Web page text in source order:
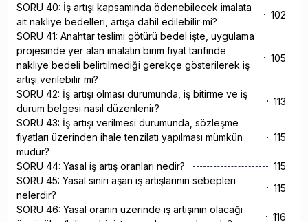
SORU 40: İş artışı kapsamında ödenebilecek imalata
ait nakliye bedelleri, artışa dahil edilebilir mi?
102
SORU 41: Anahtar teslimi götürü bedel işte, uygulama
projesinde yer alan imalatın birim fiyat tarifinde
nakliye bedeli belirtilmediği gerekçe gösterilerek iş
artışı verilebilir mi?
105
SORU 42: İş artışı olması durumunda, iş bitirme ve iş
durum belgesi nasıl düzenlenir?
113
SORU 43: İş artışı verilmesi durumunda, sözleşme
fiyatları üzerinden ihale tenzilatı yapılması mümkün
müdür?
115
SORU 44: Yasal iş artış oranları nedir?
115
SORU 45: Yasal sınırı aşan iş artışlarının sebepleri
nelerdir?
115
SORU 46: Yasal oranın üzerinde iş artışının olacağı
116